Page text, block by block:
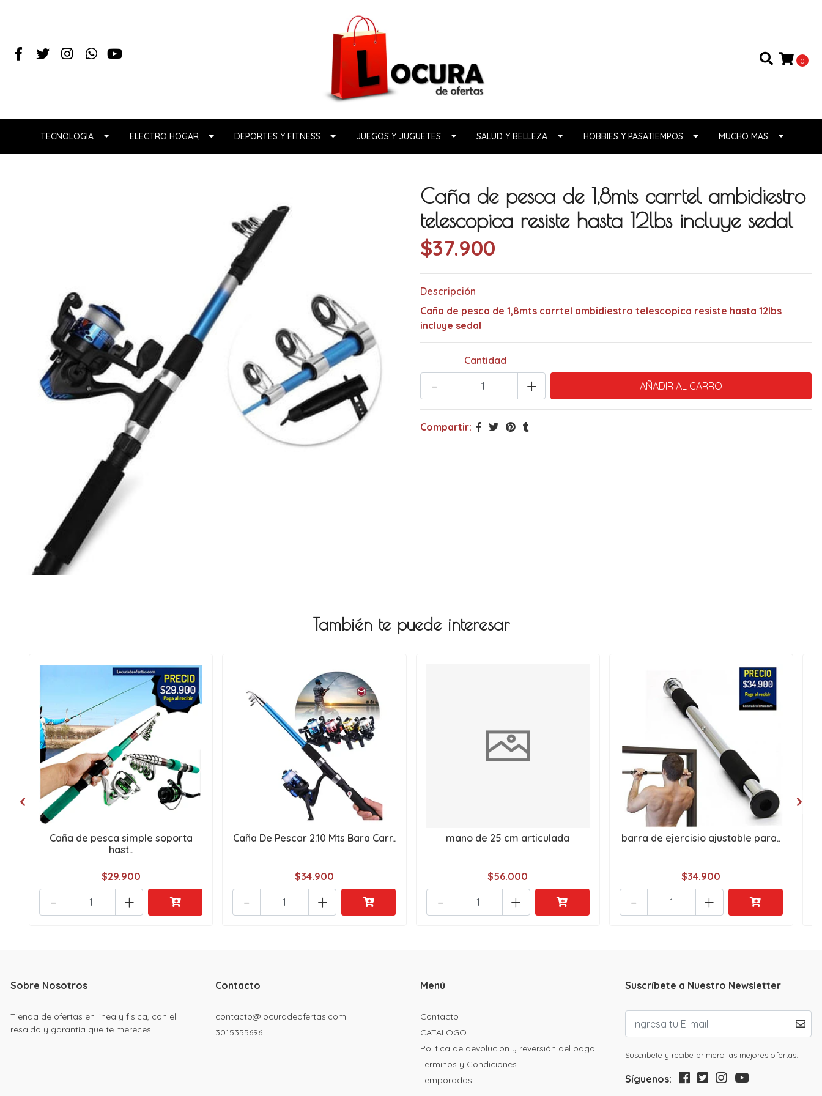
0
TECNOLOGIA ELECTRO HOGAR DEPORTES Y FITNESS JUEGOS Y JUGUETES SALUD Y BELLEZA HOBBIES Y PASATIEMPOS MUCHO MAS
Caña de pesca de 1,8mts carrtel ambidiestro
telescopica resiste hasta 12lbs incluye sedal
$37.900
Descripción
Caña de pesca de 1,8mts carrtel ambidiestro telescopica resiste hasta 12lbs
incluye sedal
Cantidad
+
-
Compartir:
También te puede interesar
Caña de pesca simple soporta
hast..
$29.900
+
-
Caña De Pescar 2.10 Mts Bara Carr..
$34.900
+
-
mano de 25 cm articulada
$56.000
+
-
barra de ejercisio ajustable para..
$34.900
+
-
Sobre Nosotros
Tienda de ofertas en linea y fisica, con el
resaldo y garantia que te mereces.
Contacto
contacto@locuradeofertas.com
3015355696
Menú
Contacto
CATALOGO
Política de devolución y reversión del pago
Terminos y Condiciones
Temporadas
Suscríbete a Nuestro Newsletter
Suscribete y recibe primero las mejores ofertas.
Síguenos: